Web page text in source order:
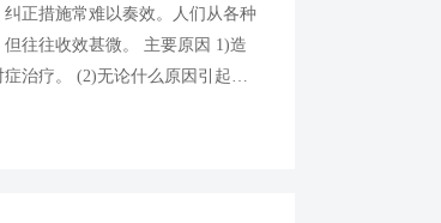
正措施常难以奏效。人们从各种
往往收效甚微。 主要原因 1)造
治疗。 (2)无论什么原因引起的
是通过心理变化而导致生理变
问题的解决不仅难以...